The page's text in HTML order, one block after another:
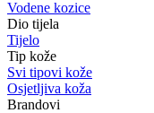
Vodene kozice
Dio tijela
Tijelo
Tip kože
Svi tipovi kože
Osjetljiva koža
Brandovi